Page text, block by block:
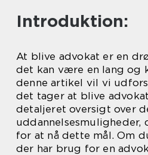
Introduktion:
At blive advokat er en
det kan være en lang og
denne artikel vil vi
det tager at blive
detaljeret oversigt over
uddannelsesmuligheder,
for at nå dette mål. Om
der har brug for en